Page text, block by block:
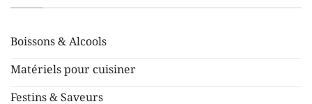
Boissons & Alcools
Matériels pour cuisiner
Festins & Saveurs